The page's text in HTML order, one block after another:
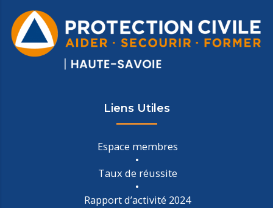
Liens Utiles
Espace membres
Taux de réussite
Rapport d’activité 2024